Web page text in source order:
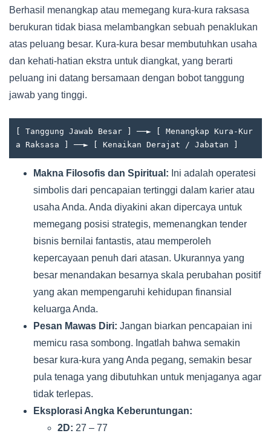
Berhasil menangkap atau memegang kura-kura raksasa
berukuran tidak biasa melambangkan sebuah penaklukan
atas peluang besar. Kura-kura besar membutuhkan usaha
dan kehati-hatian ekstra untuk diangkat, yang berarti
peluang ini datang bersamaan dengan bobot tanggung
jawab yang tinggi.
[ Tanggung Jawab Besar ] ──► [ Menangkap Kura-Kur
Makna Filosofis dan Spiritual: Ini adalah operatesi
simbolis dari pencapaian tertinggi dalam karier atau
usaha Anda. Anda diyakini akan dipercaya untuk
memegang posisi strategis, memenangkan tender
bisnis bernilai fantastis, atau memperoleh
kepercayaan penuh dari atasan. Ukurannya yang
besar menandakan besarnya skala perubahan positif
yang akan mempengaruhi kehidupan finansial
keluarga Anda.
Pesan Mawas Diri: Jangan biarkan pencapaian ini
memicu rasa sombong. Ingatlah bahwa semakin
besar kura-kura yang Anda pegang, semakin besar
pula tenaga yang dibutuhkan untuk menjaganya agar
tidak terlepas.
Eksplorasi Angka Keberuntungan:
2D: 27 – 77